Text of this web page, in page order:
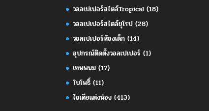
วอลเปเปอร์สไตล์Tropical (18)
วอลเปเปอร์สไตล์ยุโรป (28)
วอลเปเปอร์ห้องเด็ก (14)
อุปกรณ์ติดตั้งวอลเปเปอร์ (1)
เทพพนม (17)
ใบโพธิ์ (11)
ไอเดียแต่งห้อง (413)